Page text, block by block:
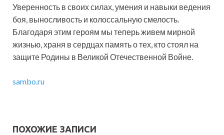
Уверенность в своих силах, умения и навыки ведения
боя, выносливость и колоссальную смелость.
Благодаря этим героям мы теперь живем мирной
жизнью, храня в сердцах память о тех, кто стоял на
защите Родины в Великой Отечественной Войне.
sambo.ru
ПОХОЖИЕ ЗАПИСИ